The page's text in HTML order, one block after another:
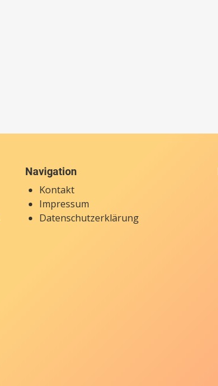
Navigation
Kontakt
Impressum
Datenschutzerklärung